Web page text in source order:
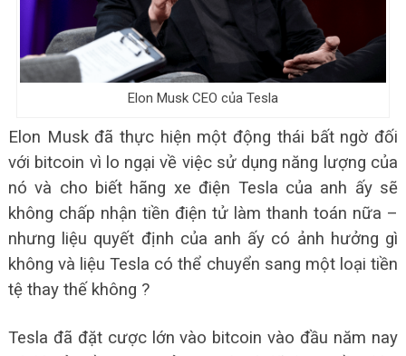
Elon Musk CEO của Tesla
Elon Musk đã thực hiện một động thái bất ngờ đối
với bitcoin vì lo ngại về việc sử dụng năng lượng của
nó và cho biết hãng xe điện Tesla của anh ấy sẽ
không chấp nhận tiền điện tử làm thanh toán nữa –
nhưng liệu quyết định của anh ấy có ảnh hưởng gì
không và liệu Tesla có thể chuyển sang một loại tiền
tệ thay thế không ?
Tesla đã đặt cược lớn vào bitcoin vào đầu năm nay